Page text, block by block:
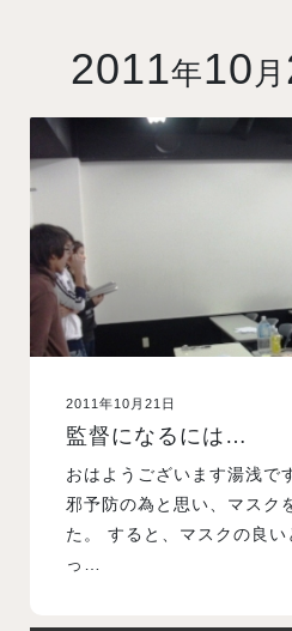
学生生活
就職・デビュー
入試案内
学校情報
オープンキャンパス
訪問者別メニュー
2011年10 月
2011年10月21日
監督になるには…
おはようございます湯浅
邪予防の為と思い、マスク
た。 すると、マスクの良
っ…